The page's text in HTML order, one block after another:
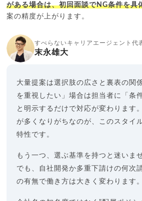
がある場合は、初回面談でNG条件を具
案の精度が上がります。
すべらないキャリアエージェント代
末永雄大
大量提案は選択肢の広さと裏表の関
を重視したい」場合は担当者に「条
と明示するだけで対応が変わります
が多くなりがちなのが、このスタイ
特性です。
もう一つ、選ぶ基準を持つと迷いま
でも、自社開発か多重下請けの何次
の有無で働き方は大きく変わります。